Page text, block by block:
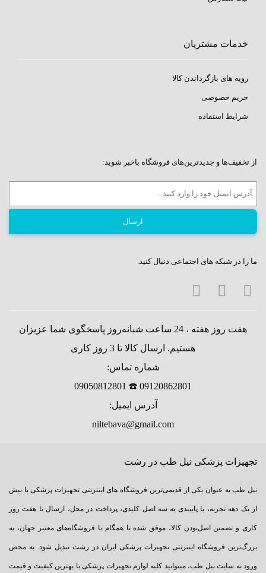
خدمات مشتریان
رویه های بازگرداندن کالا
حریم خصوصی
شرایط استفاده
از تخفیف‌ها و جدیدترین‌های فروشگاه باخبر شوید:
ما را در شبکه های اجتماعی دنبال کنید.
هفت روز هفته ، 24 ساعت شبانه‌روز پاسخگوی شما عزیزان
هستیم. ارسال کالا تا 3 روز کاری
شماره تماس:
09120862801 ☎️ 09050812801
آدرس ایمیل:
niltebava@gmail.com
تجهیزات پزشکی نیل طب در رشت
نیل طب به عنوان یکی از قدیمی‌ترین فروشگاه های اینترنتی تجهیزات پزشکی با بیش
از یک دهه تجربه، با پایبندی به سه اصل کلیدی، پرداخت در محل، ارسال تا هفت روز
کاری و تضمین اصل‌بودن کالا، موفق شده تا همگام با فروشگاه‌های معتبر جهان، به
بزرگ‌ترین فروشگاه اینترنتی تجهیزات پزشکی ایران در رشت تبدیل شود. به محض
ورود به سایت نیل طب، میتوانید کلیه لوازم تجهیزات پزشکی با بهترین کیفیت و قیمت